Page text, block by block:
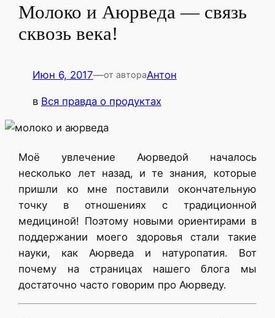
Молоко и Аюрведа — связь
сквозь века!
Июн 6, 2017—от автораАнтон
в Вся правда о продуктах
Моё увлечение Аюрведой началось
несколько лет назад, и те знания, которые
пришли ко мне поставили окончательную
точку в отношениях с традиционной
медициной! Поэтому новыми ориентирами в
поддержании моего здоровья стали такие
науки, как Аюрведа и натуропатия. Вот
почему на страницах нашего блога мы
достаточно часто говорим про Аюрведу.